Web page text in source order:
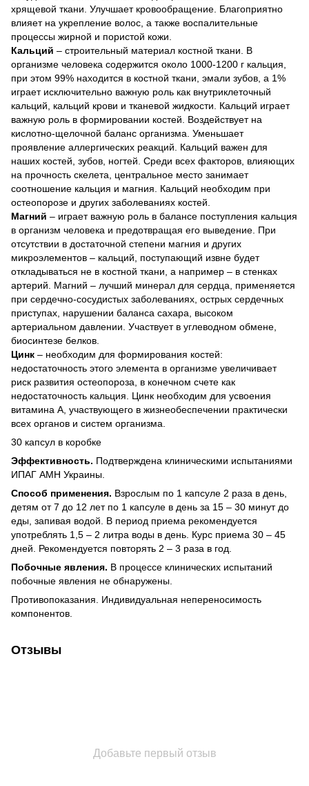
хрящевой ткани. Улучшает кровообращение. Благоприятно
влияет на укрепление волос, а также воспалительные
процессы жирной и пористой кожи.
Кальций – строительный материал костной ткани. В
организме человека содержится около 1000-1200 г кальция,
при этом 99% находится в костной ткани, эмали зубов, а 1%
играет исключительно важную роль как внутриклеточный
кальций, кальций крови и тканевой жидкости. Кальций играет
важную роль в формировании костей. Воздействует на
кислотно-щелочной баланс организма. Уменьшает
проявление аллергических реакций. Кальций важен для
наших костей, зубов, ногтей. Среди всех факторов, влияющих
на прочность скелета, центральное место занимает
соотношение кальция и магния. Кальций необходим при
остеопорозе и других заболеваниях костей.
Магний – играет важную роль в балансе поступления кальция
в организм человека и предотвращая его выведение. При
отсутствии в достаточной степени магния и других
микроэлементов – кальций, поступающий извне будет
откладываться не в костной ткани, а например – в стенках
артерий. Магний – лучший минерал для сердца, применяется
при сердечно-сосудистых заболеваниях, острых сердечных
приступах, нарушении баланса сахара, высоком
артериальном давлении. Участвует в углеводном обмене,
биосинтезе белков.
Цинк – необходим для формирования костей:
недостаточность этого элемента в организме увеличивает
риск развития остеопороза, в конечном счете как
недостаточность кальция. Цинк необходим для усвоения
витамина А, участвующего в жизнеобеспечении практически
всех органов и систем организма.
30 капсул в коробке
Эффективность. Подтверждена клиническими испытаниями
ИПАГ АМН Украины.
Способ применения. Взрослым по 1 капсуле 2 раза в день,
детям от 7 до 12 лет по 1 капсуле в день за 15 – 30 минут до
еды, запивая водой. В период приема рекомендуется
употреблять 1,5 – 2 литра воды в день. Курс приема 30 – 45
дней. Рекомендуется повторять 2 – 3 раза в год.
Побочные явления. В процессе клинических испытаний
побочные явления не обнаружены.
Противопоказания. Индивидуальная непереносимость
компонентов.
Отзывы
Добавьте первый отзыв